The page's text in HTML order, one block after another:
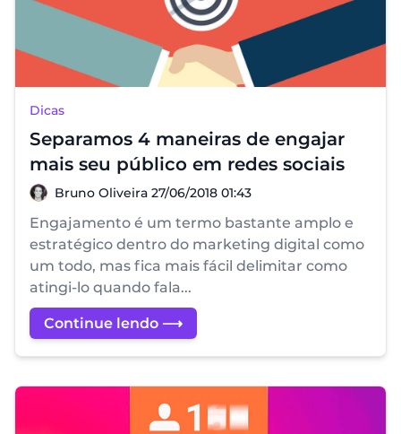
Dicas
Separamos 4 maneiras de engajar
mais seu público em redes sociais
Bruno Oliveira
Bruno Oliveira 27/06/2018 01:43
Engajamento é um termo bastante amplo e
estratégico dentro do marketing digital como
um todo, mas fica mais fácil delimitar como
atingi-lo quando fala...
Continue lendo ⟶